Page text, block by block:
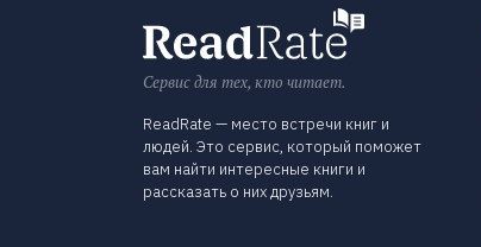
Сервис для тех, кто читает.
ReadRate — место встречи книг и
людей. Это сервис, который поможет
вам найти интересные книги и
рассказать о них друзьям.